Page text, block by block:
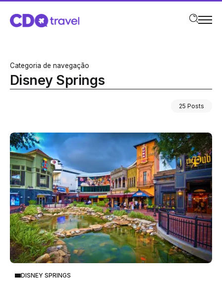
Categoria de navegação
Disney Springs
25 Posts
DISNEY SPRINGS